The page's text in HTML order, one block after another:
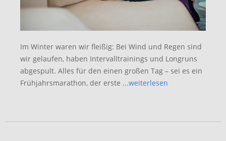
Im Winter waren wir fleißig: Bei Wind und Regen sind
wir gelaufen, haben Intervalltrainings und Longruns
abgespult. Alles für den einen großen Tag – sei es ein
Frühjahrsmarathon, der erste ...weiterlesen